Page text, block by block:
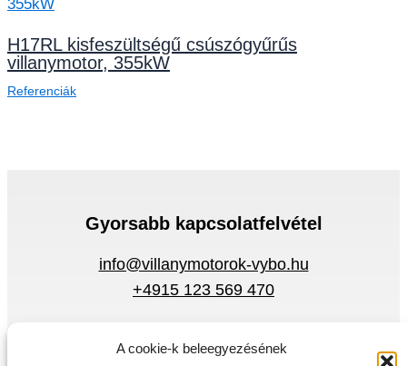
A cookie-k beleegyezésének
H17RL kisfeszültségű csúszógyűrűs
villanymotor, 355kW
Referenciák
Gyorsabb kapcsolatfelvétel
info@villanymotorok-vybo.hu
+4915 123 569 470
Körülmények